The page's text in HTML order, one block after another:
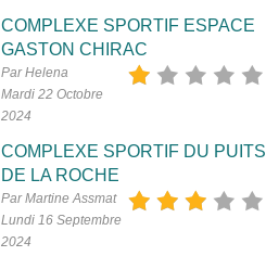
COMPLEXE SPORTIF ESPACE
GASTON CHIRAC
Par Helena
Mardi 22 Octobre
2024
COMPLEXE SPORTIF DU PUITS
DE LA ROCHE
Par Martine Assmat
Lundi 16 Septembre
2024